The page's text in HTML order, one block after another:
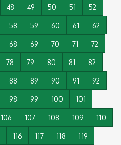
48 49 50 51
52
58 59 60 61
62
68 69 70 71
72
78 79 80 81
82
88 89 90 91
92
98 99 100
101
106 107 108 109
110
116 117 118
119